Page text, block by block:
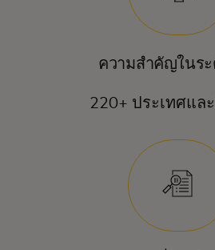
ความสำคัญในร
220+ ประเทศแล